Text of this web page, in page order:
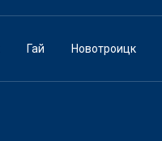
Гай Новотроицк